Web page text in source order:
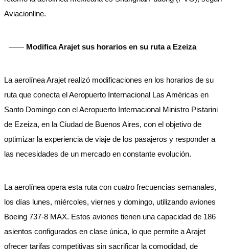
Aviacionline.
—— Modifica Arajet sus horarios en su ruta a Ezeiza
La aerolínea Arajet realizó modificaciones en los horarios de su
ruta que conecta el Aeropuerto Internacional Las Américas en
Santo Domingo con el Aeropuerto Internacional Ministro Pistarini
de Ezeiza, en la Ciudad de Buenos Aires, con el objetivo de
optimizar la experiencia de viaje de los pasajeros y responder a
las necesidades de un mercado en constante evolución.
La aerolínea opera esta ruta con cuatro frecuencias semanales,
los días lunes, miércoles, viernes y domingo, utilizando aviones
Boeing 737-8 MAX. Estos aviones tienen una capacidad de 186
asientos configurados en clase única, lo que permite a Arajet
ofrecer tarifas competitivas sin sacrificar la comodidad, de